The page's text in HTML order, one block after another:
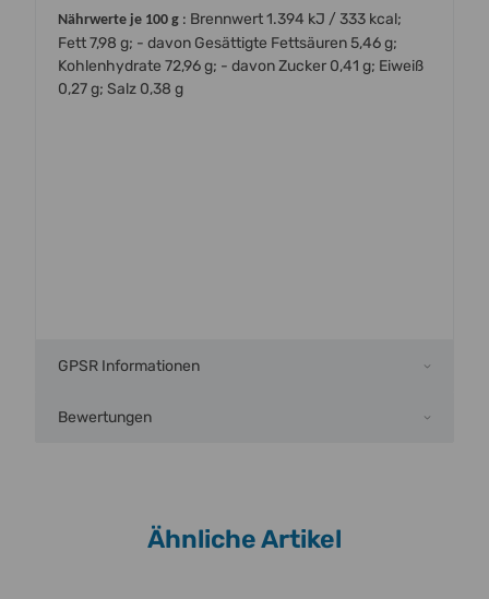
Nährwerte je 100 g : Brennwert 1.394 kJ / 333 kcal;
Fett 7,98 g; - davon Gesättigte Fettsäuren 5,46 g;
Kohlenhydrate 72,96 g; - davon Zucker 0,41 g; Eiweiß
0,27 g; Salz 0,38 g
GPSR Informationen
Bewertungen
Ähnliche Artikel